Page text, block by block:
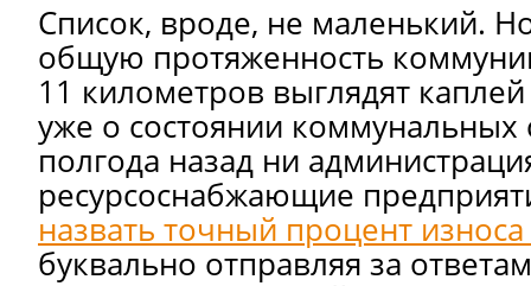
Список, вроде, не маленький.
общую протяженность
11 километров выглядят
уже о состоянии
полгода назад ни
ресурсоснабжающие
назвать точный процент
буквально отправляя за